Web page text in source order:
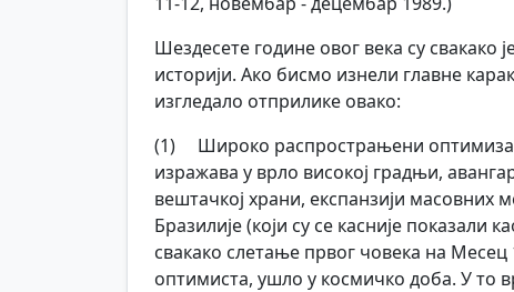
Шездесете године овог века су свакако
историји. Ако бисмо изнели главне
изгледало отприлике овако:
(1) Широко распрострањени
изражава у врло високој градњи,
вештачкој храни, експанзији масовних
Бразилије (који су се касније показали
свакако слетање првог човека на
оптимиста, ушло у космичко доба. У то